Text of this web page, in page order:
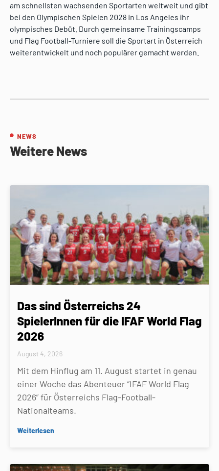
am schnellsten wachsenden Sportarten weltweit und gibt
bei den Olympischen Spielen 2028 in Los Angeles ihr
olympisches Debüt. Durch gemeinsame Trainingscamps
und Flag Football-Turniere soll die Sportart in Österreich
weiterentwickelt und noch populärer gemacht werden.
NEWS
Weitere News
Das sind Österreichs 24
SpielerInnen für die IFAF World Flag
2026
August 4, 2026
Mit dem Hinflug am 11. August startet in genau
einer Woche das Abenteuer “IFAF World Flag
2026” für Österreichs Flag-Football-
Nationalteams.
Weiterlesen